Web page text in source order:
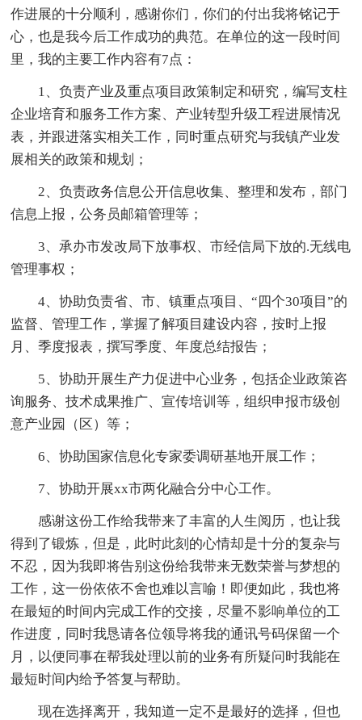
作进展的十分顺利，感谢你们，你们的付出我将铭记于
心，也是我今后工作成功的典范。在单位的这一段时间
里，我的主要工作内容有7点：
1、负责产业及重点项目政策制定和研究，编写支柱
企业培育和服务工作方案、产业转型升级工程进展情况
表，并跟进落实相关工作，同时重点研究与我镇产业发
展相关的政策和规划；
2、负责政务信息公开信息收集、整理和发布，部门
信息上报，公务员邮箱管理等；
3、承办市发改局下放事权、市经信局下放的.无线电
管理事权；
4、协助负责省、市、镇重点项目、“四个30项目”的
监督、管理工作，掌握了解项目建设内容，按时上报
月、季度报表，撰写季度、年度总结报告；
5、协助开展生产力促进中心业务，包括企业政策咨
询服务、技术成果推广、宣传培训等，组织申报市级创
意产业园（区）等；
6、协助国家信息化专家委调研基地开展工作；
7、协助开展xx市两化融合分中心工作。
感谢这份工作给我带来了丰富的人生阅历，也让我
得到了锻炼，但是，此时此刻的心情却是十分的复杂与
不忍，因为我即将告别这份给我带来无数荣誉与梦想的
工作，这一份依依不舍也难以言喻！即便如此，我也将
在最短的时间内完成工作的交接，尽量不影响单位的工
作进度，同时我恳请各位领导将我的通讯号码保留一个
月，以便同事在帮我处理以前的业务有所疑问时我能在
最短时间内给予答复与帮助。
现在选择离开，我知道一定不是最好的选择，但也